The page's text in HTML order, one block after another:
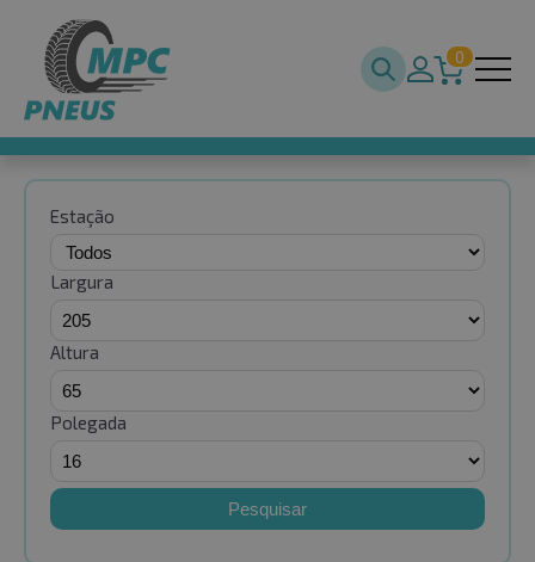
0
Estação
Largura
Altura
Polegada
Pesquisar